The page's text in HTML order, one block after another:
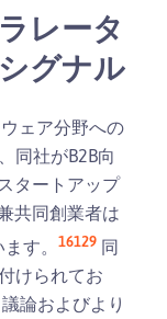
レータ
グナル
ェア分野への
同社がB2B向
タートアップ
共同創業者は
す。 16129 同
けられてお
論およびより